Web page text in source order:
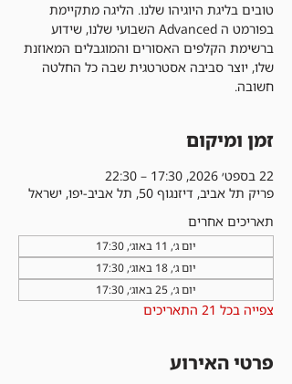
טובים בליגת היוגיהו שלנו. הליגה מתקיימת
בפורמט ה Advanced השבועי שלנו, שידוע
ברשימת הקלפים האסורים והמוגבלים המאוזנת
שלו, יוצר סביבה אסטרטגית שבה כל החלטה
חשובה.
זמן ומיקום
22 בספט׳ 2026, 17:30 – 22:30
פריק תל אביב, דיזנגוף 50, תל אביב-יפו, ישראל
תאריכים אחרים
יום ג׳, 11 באוג׳, 17:30
יום ג׳, 18 באוג׳, 17:30
יום ג׳, 25 באוג׳, 17:30
צפייה בכל 21 התאריכים
פרטי האירוע